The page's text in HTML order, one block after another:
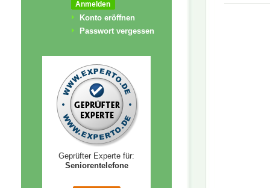
Konto eröffnen
Passwort vergessen
Geprüfter Experte für:
Seniorentelefone